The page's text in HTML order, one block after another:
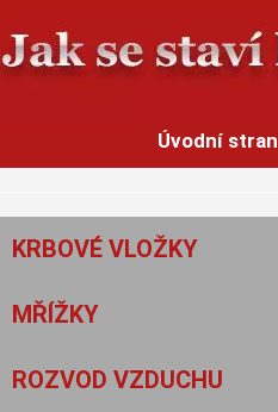
Úvodní
KRBOVÉ VLOŽKY
MŘÍŽKY
ROZVOD VZDUCHU